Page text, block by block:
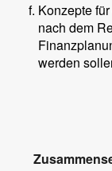
Konzepte
nach dem
werden